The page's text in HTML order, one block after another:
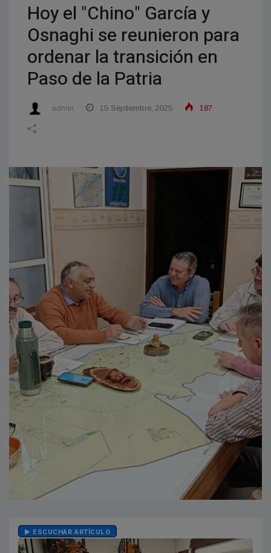
Hoy el "Chino" García y
Osnaghi se reunieron para
ordenar la transición en
Paso de la Patria
admin 15 Septiembre, 2025 187
ESCUCHAR ARTÍCULO